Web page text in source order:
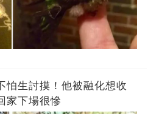
怕生討摸！他被融化想收
家下場很慘